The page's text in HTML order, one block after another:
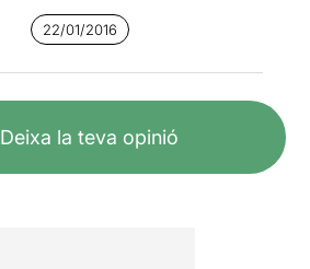
22/01/2016
Deixa la teva opinió